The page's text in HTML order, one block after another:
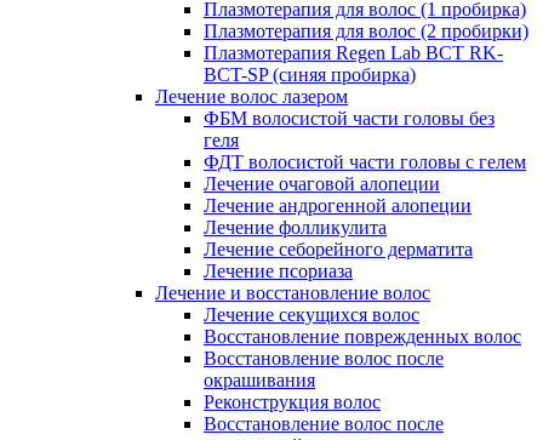
Плазмотерапия для волос (1 пробирка)
Плазмотерапия для волос (2 пробирки)
Плазмотерапия Regen Lab BCT RK-
BCT-SP (синяя пробирка)
Лечение волос лазером
ФБМ волосистой части головы без
геля
ФДТ волосистой части головы с гелем
Лечение очаговой алопеции
Лечение андрогенной алопеции
Лечение фолликулита
Лечение себорейного дерматита
Лечение псориаза
Лечение и восстановление волос
Лечение секущихся волос
Восстановление поврежденных волос
Восстановление волос после
окрашивания
Реконструкция волос
Восстановление волос после